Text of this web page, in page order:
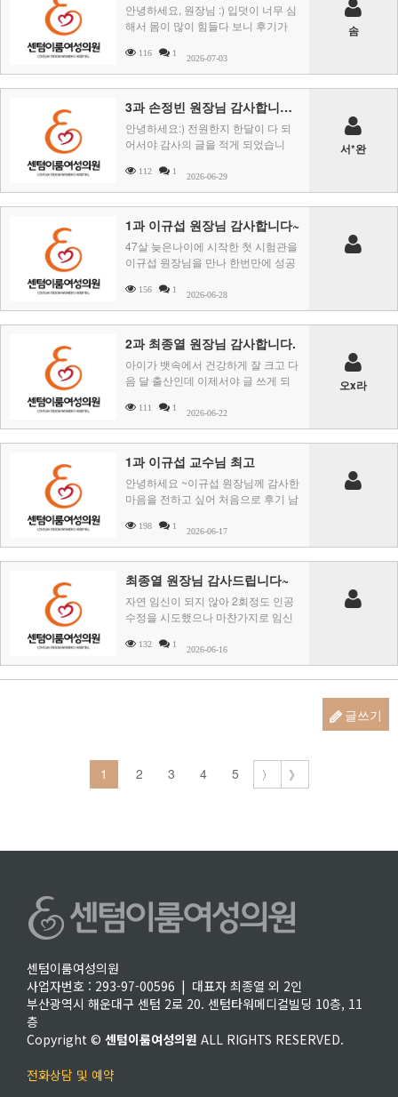
안녕하세요, 원장님 :) 입덧이 너무 심
해서 몸이 많이 힘들다 보니 후기가
하게 되 ..
116 1
2026-07-03
솜
3과 손정빈 원장님 감사합니다:)
안녕하세요:) 전원한지 한달이 다 되
어서야 감사의 글을 적게 되었습니
민끝에 ..
112 1
2026-06-29
서*완
1과 이규섭 원장님 감사합니다~
47살 늦은나이에 시작한 첫 시험관을
이규섭 원장님을 만나 한번만에 성공
과 이규 ..
156 1
2026-06-28
2과 최종열 원장님 감사합니다.
아이가 뱃속에서 건강하게 잘 크고 다
음 달 출산인데 이제서야 글 쓰게 되
험관 이식에 성공 ..
111 1
2026-06-22
오x라
1과 이규섭 교수님 최고
안녕하세요 ~이규섭 원장님께 감사한
마음을 전하고 싶어 처음으로 후기 남
나 다녀본 ..
198 1
2026-06-17
최종열 원장님 감사드립니다~
자연 임신이 되지 않아 2회정도 인공
수정을 시도했으나 마찬가지로 임신
님을 알게되어 ..
132 1
2026-06-16
글쓰기
1 2 3 4 5 〉 》
센텀이룸여성의원
사업자번호 : 293-97-00596 | 대표자 최종열 외 2인
부산광역시 해운대구 센텀 2로 20. 센텀타워메디컬빌딩 10층, 11
층
Copyright © 센텀이룸여성의원 ALL RIGHTS RESERVED.
전화상담 및 예약